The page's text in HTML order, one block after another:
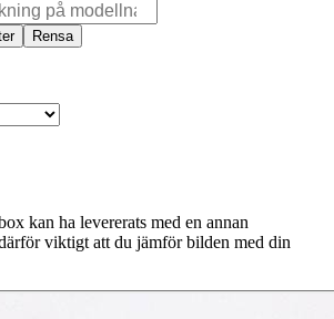
Rensa
kan ha levererats med en annan
viktigt att du jämför bilden med din